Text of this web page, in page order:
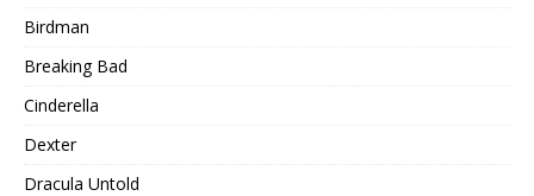
Birdman
Breaking Bad
Cinderella
Dexter
Dracula Untold